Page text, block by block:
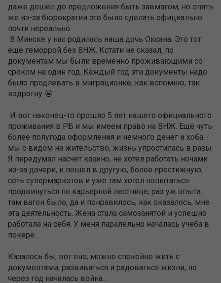
даже дошёл до предложения быть завмагом, но опять
же из-за бюрократии это было сделать официально
почти нереально.
В Минске у нас родилась наша дочь Оксана. Это тот
ещё геморрой без ВНЖ. Кстати не сказал, по
документам мы были временно проживающими со
сроком на один год. Каждый год эти документы надо
было продлевать в миграционке, как вспомню, так
вздрогну 😬
И вот наконец-то прошло 5 лет нашего официального
проживания в РБ и мы имеем право на ВНЖ. Ещё чуть
более полугода оформления и немного денег и хоба -
мы с видом на жительство, жизнь упростилась в разы.
Я передумал насчёт казино, не хотел работать ночами
из-за дочери, и пошел в другую, более престижную,
сеть супермаркетов и уже там хотел попытаться
продвинуться по карьерной лестнице, раз уж опыта
там вагон было, да и понравилось, как оказалось, мне
эта деятельность. Жена стала самозанятой и успешно
работала на себя. У меня паралельно началась учеба в
покере.
Казалось бы, вот оно, можно спокойно жить с
документами, развиваться и радоваться жизни, но
через год началась война...